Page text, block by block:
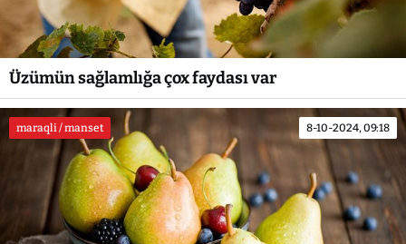
Üzümün sağlamlığa çox faydası var
maraqli / manset 8-10-2024, 09:18